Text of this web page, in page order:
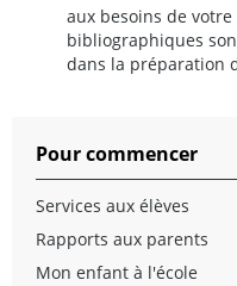
aux besoins de
bibliographiques
dans la préparation
Pour commencer
Services aux élèves
Rapports aux parents
Mon enfant à l'école